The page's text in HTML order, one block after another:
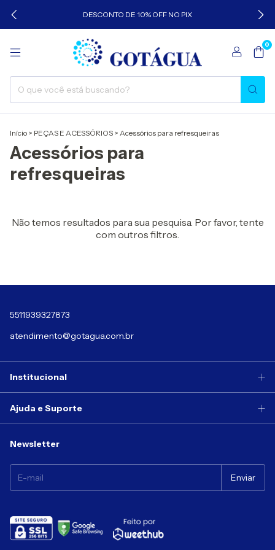
DESCONTO DE 10% OFF NO PIX
0
Início > PEÇAS E ACESSÓRIOS > Acessórios para refresqueiras
Acessórios para
refresqueiras
Não temos resultados para sua pesquisa. Por favor, tente
com outros filtros.
5511939327873
atendimento@gotagua.com.br
Institucional
Ajuda e Suporte
Newsletter